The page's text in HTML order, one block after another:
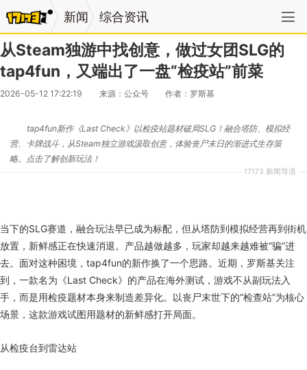
新闻 综合资讯
从Steam独游中找创意，做过女团SLG的
tap4fun，又端出了一盘“检疫站”前菜
2026-05-12 17:22:19 来源：公众号 作者：罗斯基
17173 新闻导语
tap4fun新作《Last Check》以检疫站题材破局SLG！融合塔防、模拟经
营、卡牌战斗，从Steam独立游戏汲取创意，体验丧尸末日的渐进式生存策
略。点击了解创新玩法！
当下的SLG赛道，融合玩法早已成为标配，但从塔防到模拟经营再到街机
放置，新鲜感正在快速消退。产品越做越多，玩家却越来越难被“骗”进
去。面对这种困境，tap4fun的新作换了一个思路。近期，罗斯基关注
到，一款名为《Last Check》的产品在海外测试，游戏不从副玩法入
手，而是用检疫题材本身来制造差异化。以丧尸末世下的“检查站”为核心
场景，这款游戏试图用题材的新鲜感打开局面。
从检疫台到雷达站